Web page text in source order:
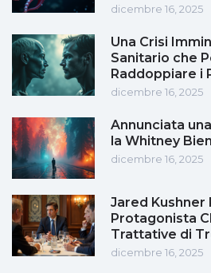
dicembre 16, 2025
Una Crisi
Sanitario che
Raddoppiare i
dicembre 16, 2025
Annunciata
la Whitney
dicembre 16, 2025
Jared
Protagonista
Trattative di
dicembre 16, 2025